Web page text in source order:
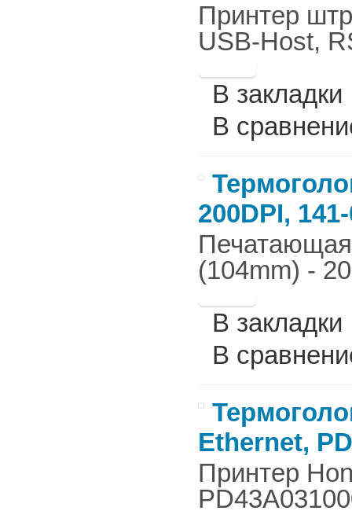
Принтер
USB-Host,
В закладки
В
200DPI,
Печатающая
(104mm) -
В закладки
В
Ethernet,
Принтер